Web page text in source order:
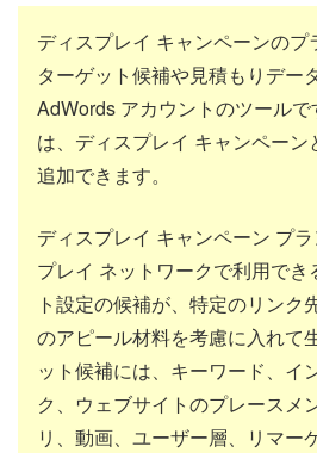
ディスプレイ キャンペーンのプ
ターゲット候補や見積もりデー
AdWords アカウントのツール
は、ディスプレイ キャンペー
追加できます。
ディスプレイ キャンペーン プ
プレイ ネットワークで利用でき
ト設定の候補が、特定のリンク
のアピール材料を考慮に入れて
ット候補には、キーワード、イ
ク、ウェブサイトのプレースメ
リ、動画、ユーザー層、リマー